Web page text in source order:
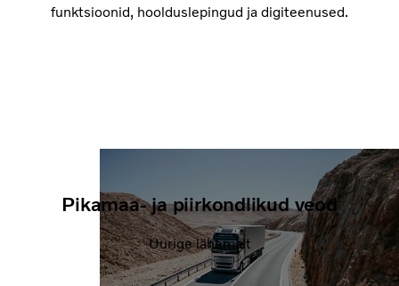
funktsioonid, hoolduslepingud ja digiteenused.
Pikamaa- ja piirkondlikud veod
Uurige lähemalt